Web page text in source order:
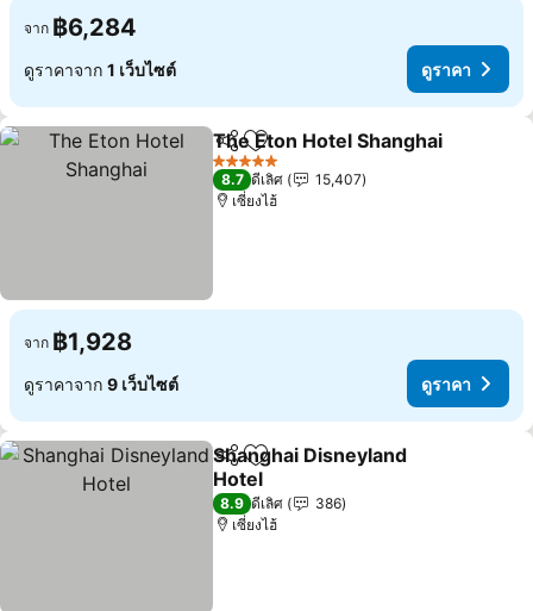
จาก ฿6,284
ดูราคาจาก 1 เว็บไซต์ ดูราคา
แชร์ เพิ่มในรายการโปรด
The Eton Hotel Shanghai
5 ดาว
8.7 ดีเลิศ
15,407
เซี่ยงไฮ้
จาก ฿1,928
ดูราคาจาก 9 เว็บไซต์ ดูราคา
แชร์ เพิ่มในรายการโปรด
Shanghai Disneyland
Hotel
8.9 ดีเลิศ
386
เซี่ยงไฮ้